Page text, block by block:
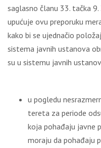
saglasno članu 33. tačka
upućuje ovu preporuku
kako bi se ujednačio
sistema javnih ustanova
su u sistemu javnih
u pogledu
tereta za periode
koja pohađaju javne
moraju da pohađaju